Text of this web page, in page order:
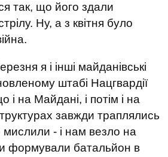
так, що його здали
Ну, а з квітня було
я і інші майданівські
штабі Нацгвардії
і на Майдані, і потім і на
завжди траплялись
мислили - і нам везло на
формували батальйон в